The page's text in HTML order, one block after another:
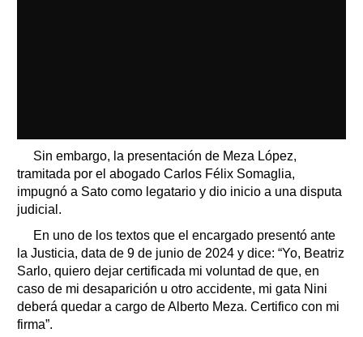
Sin embargo, la presentación de Meza López,
tramitada por el abogado Carlos Félix Somaglia,
impugnó a Sato como legatario y dio inicio a una disputa
judicial.
En uno de los textos que el encargado presentó ante
la Justicia, data de 9 de junio de 2024 y dice: “Yo, Beatriz
Sarlo, quiero dejar certificada mi voluntad de que, en
caso de mi desaparición u otro accidente, mi gata Nini
deberá quedar a cargo de Alberto Meza. Certifico con mi
firma”.